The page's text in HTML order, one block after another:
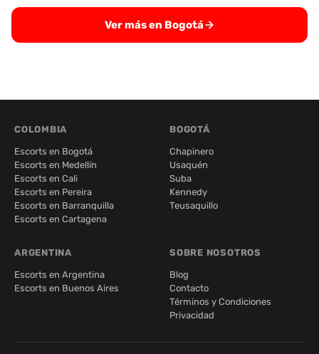
Ver más en Bogotá
COLOMBIA
Escorts en Bogotá
Escorts en Medellín
Escorts en Cali
Escorts en Pereira
Escorts en Barranquilla
Escorts en Cartagena
BOGOTÁ
Chapinero
Usaquén
Suba
Kennedy
Teusaquillo
ARGENTINA
Escorts en Argentina
Escorts en Buenos Aires
SOBRE NOSOTROS
Blog
Contacto
Términos y Condiciones
Privacidad